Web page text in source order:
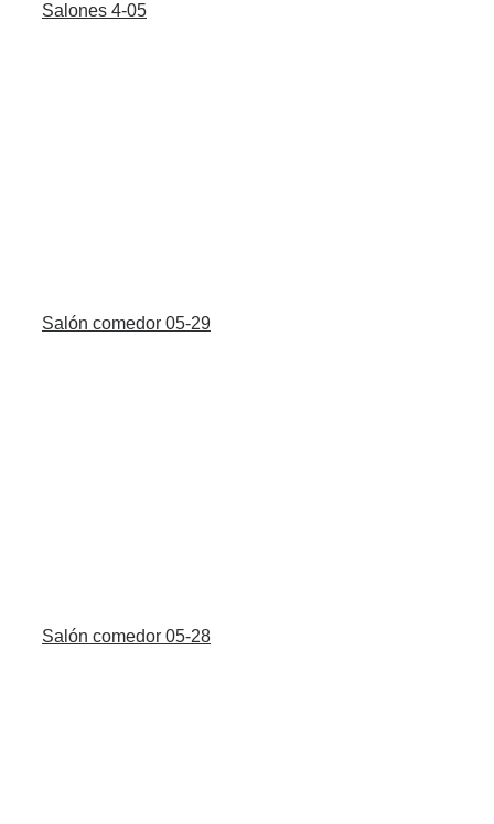
Salones 4-05
Salón comedor 05-29
Salón comedor 05-28